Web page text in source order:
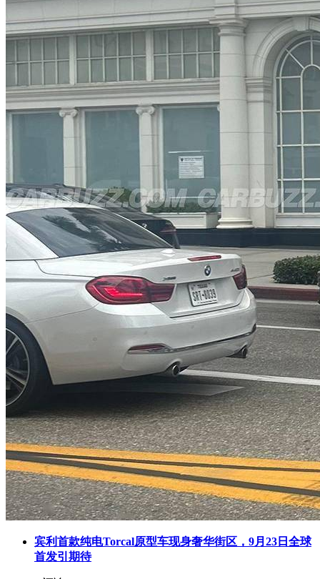
宾利首款纯电Torcal原型车现身奢华街区，9月23日全球
首发引期待